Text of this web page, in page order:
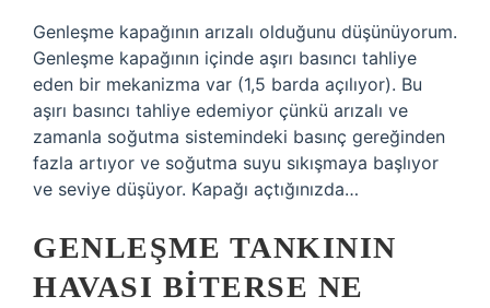
Genleşme kapağının arızalı olduğunu düşünüyorum.
Genleşme kapağının içinde aşırı basıncı tahliye
eden bir mekanizma var (1,5 barda açılıyor). Bu
aşırı basıncı tahliye edemiyor çünkü arızalı ve
zamanla soğutma sistemindeki basınç gereğinden
fazla artıyor ve soğutma suyu sıkışmaya başlıyor
ve seviye düşüyor. Kapağı açtığınızda…
GENLEŞME TANKININ
HAVASI BITERSE NE